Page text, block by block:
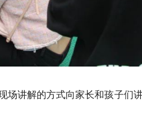
场讲解的方式向家长和孩子们